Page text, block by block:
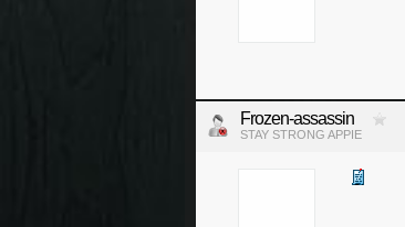
Frozen-assassin
STAY STRONG APPIE